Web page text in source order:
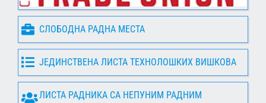
СЛОБОДНА РАДНА МЕСТА
ЈЕДИНСТВЕНА ЛИСТА ТЕХНОЛОШКИХ ВИШКОВА
ЛИСТА РАДНИКА СА НЕПУНИМ РАДНИМ